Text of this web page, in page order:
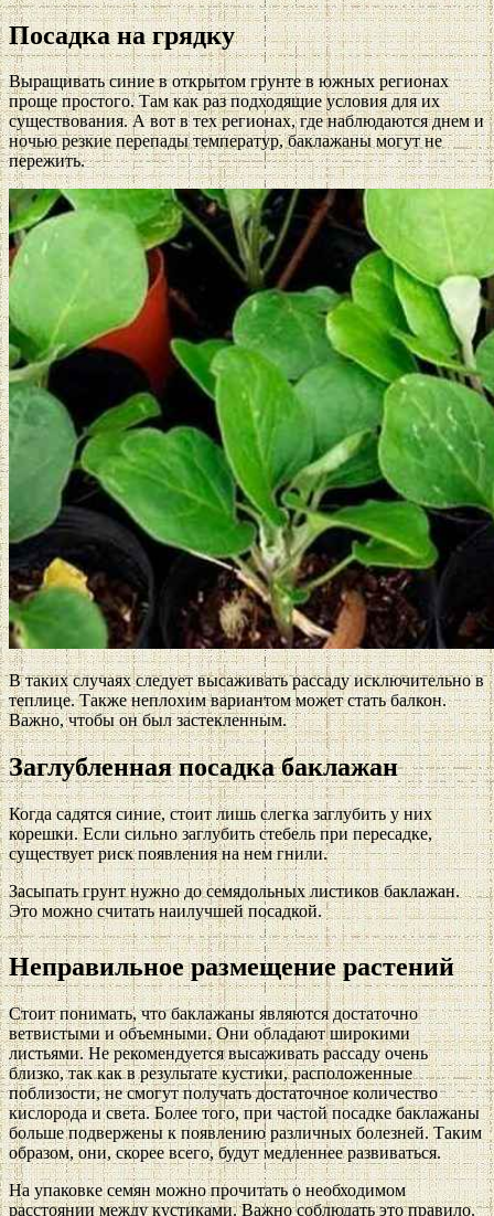
Посадка на грядку
Выращивать синие в открытом грунте в южных регионах
проще простого. Там как раз подходящие условия для их
существования. А вот в тех регионах, где наблюдаются днем и
ночью резкие перепады температур, баклажаны могут не
пережить.
В таких случаях следует высаживать рассаду исключительно в
теплице. Также неплохим вариантом может стать балкон.
Важно, чтобы он был застекленным.
Заглубленная посадка баклажан
Когда садятся синие, стоит лишь слегка заглубить у них
корешки. Если сильно заглубить стебель при пересадке,
существует риск появления на нем гнили.
Засыпать грунт нужно до семядольных листиков баклажан.
Это можно считать наилучшей посадкой.
Неправильное размещение растений
Стоит понимать, что баклажаны являются достаточно
ветвистыми и объемными. Они обладают широкими
листьями. Не рекомендуется высаживать рассаду очень
близко, так как в результате кустики, расположенные
поблизости, не смогут получать достаточное количество
кислорода и света. Более того, при частой посадке баклажаны
больше подвержены к появлению различных болезней. Таким
образом, они, скорее всего, будут медленнее развиваться.
На упаковке семян можно прочитать о необходимом
расстоянии между кустиками. Важно соблюдать это правило.